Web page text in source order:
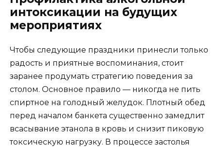
интоксикации на будущих
мероприятиях
Чтобы следующие праздники принесли только
радость и приятные воспоминания, стоит
заранее продумать стратегию поведения за
столом. Основное правило — никогда не пить
спиртное на голодный желудок. Плотный обед
перед началом банкета существенно замедлит
всасывание этанола в кровь и снизит пиковую
токсическую нагрузку. В процессе застолья